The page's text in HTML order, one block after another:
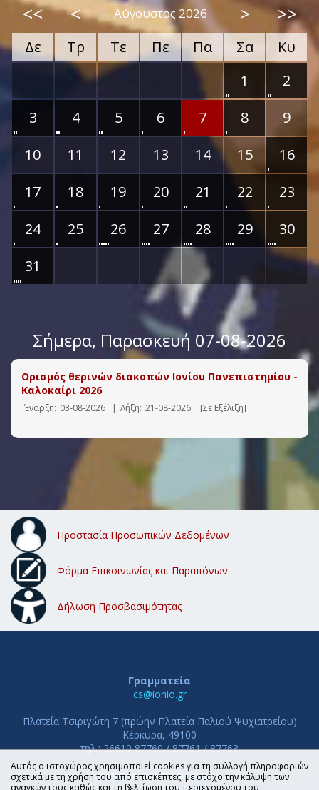
<< < Αύγουστος 2026 > >>
Δε Τρ Τε Πε Πα Σα
Κυ
1
2
3
4 5 6 7 8
9
10
11 12 13 14 15
16
17
18 19 20 21 22
23
24
25 26 27 28 29
30
31
Σήμερα, Παρασκευή 07-08-2026
Ορισμός θερινών διακοπών Ιονίου Πανεπιστημίου -
Καλοκαίρι 2026
Έναρξη: 03-08-2026 | Λήξη: 21-08-2026 [Σε Εξέλιξη]
Προστασία Προσωπικών Δεδομένων
Φόρμα Επικοινωνίας και Παραπόνων
Δήλωση Προσβασιμότητας
Γραμματεία
cs@ionio.gr
Πλατεία Τσιριγώτη 7 (πρώην Πλατεία Παλιού Ψυχιατρείου)
Κέρκυρα, 49100
τηλ.: 26610 87760 / 87761 / 87763
ΤΜΗΜΑ ΠΛΗΡΟΦΟΡΙΚΗΣ
Αυτός ο ιστοχώρος χρησιμοποιεί cookies για τη συλλογή πληροφοριών
σχετικά με τη χρήση του από επισκέπτες, με στόχο την κάλυψη των
αναγκών τους καθώς και τη βελτίωση του περιεχομένου του